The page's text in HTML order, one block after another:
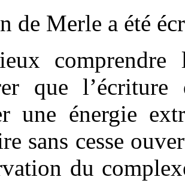
de Merle a été
que
une énergie
sans cesse
du